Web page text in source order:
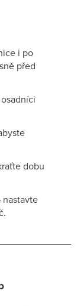
i po
před
dobu
nastavte